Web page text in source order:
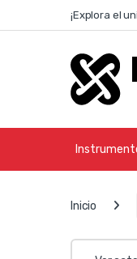
Skip to navigation
Skip to content¡Explora el
Inicio